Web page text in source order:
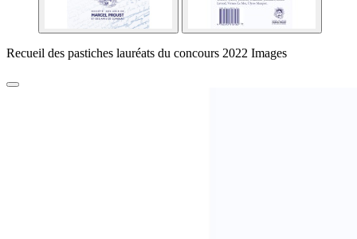
Recueil des pastiches lauréats du concours 2022 Images